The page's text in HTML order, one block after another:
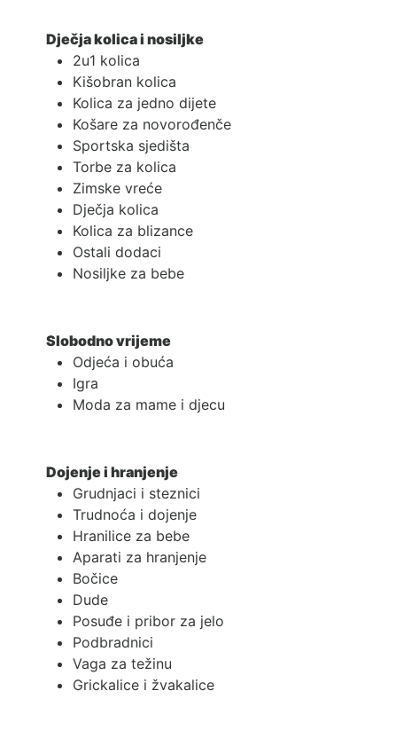
Dječja kolica i nosiljke
2u1 kolica
Kišobran kolica
Kolica za jedno dijete
Košare za novorođenče
Sportska sjedišta
Torbe za kolica
Zimske vreće
Dječja kolica
Kolica za blizance
Ostali dodaci
Nosiljke za bebe
Slobodno vrijeme
Odjeća i obuća
Igra
Moda za mame i djecu
Dojenje i hranjenje
Grudnjaci i steznici
Trudnoća i dojenje
Hranilice za bebe
Aparati za hranjenje
Bočice
Dude
Posuđe i pribor za jelo
Podbradnici
Vaga za težinu
Grickalice i žvakalice